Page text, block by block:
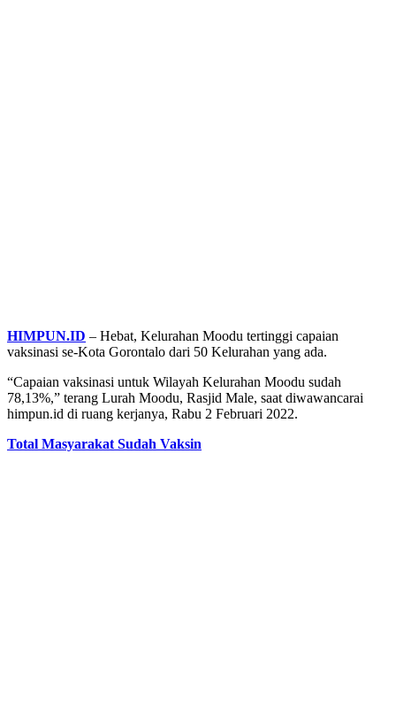
HIMPUN.ID – Hebat, Kelurahan Moodu tertinggi capaian
vaksinasi se-Kota Gorontalo dari 50 Kelurahan yang ada.
“Capaian vaksinasi untuk Wilayah Kelurahan Moodu sudah
78,13%,” terang Lurah Moodu, Rasjid Male, saat diwawancarai
himpun.id di ruang kerjanya, Rabu 2 Februari 2022.
Total Masyarakat Sudah Vaksin